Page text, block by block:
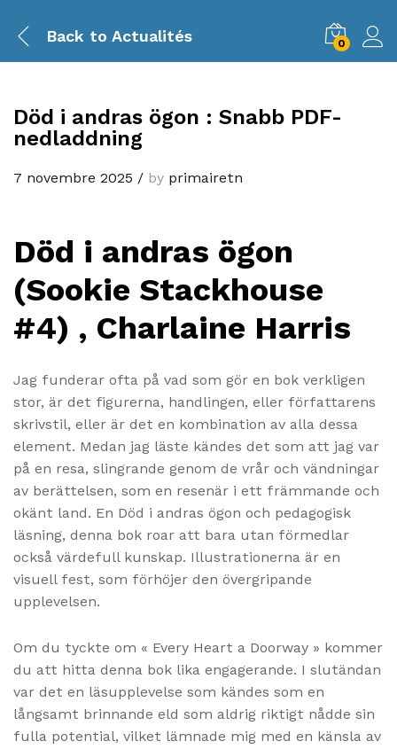
Back to Actualités 0
Död i andras ögon : Snabb PDF-
nedladdning
7 novembre 2025 / by primairetn
Död i andras ögon
(Sookie Stackhouse
#4) , Charlaine Harris
Jag funderar ofta på vad som gör en bok verkligen
stor, är det figurerna, handlingen, eller författarens
skrivstil, eller är det en kombination av alla dessa
element. Medan jag läste kändes det som att jag var
på en resa, slingrande genom de vrår och vändningar
av berättelsen, som en resenär i ett främmande och
okänt land. En Död i andras ögon och pedagogisk
läsning, denna bok roar att bara utan förmedlar
också värdefull kunskap. Illustrationerna är en
visuell fest, som förhöjer den övergripande
upplevelsen.
Om du tyckte om « Every Heart a Doorway » kommer
du att hitta denna bok lika engagerande. I slutändan
var det en läsupplevelse som kändes som en
långsamt brinnande eld som aldrig riktigt nådde sin
fulla potential, vilket lämnade mig med en känsla av